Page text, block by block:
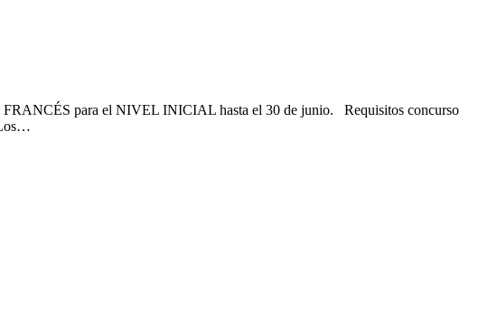
FRANCÉS para el NIVEL INICIAL hasta el 30 de junio. Requisitos concurso